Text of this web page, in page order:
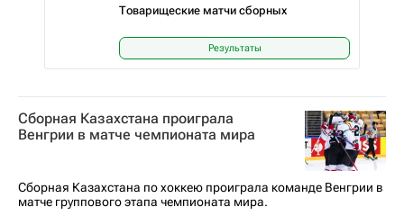
Товарищеские матчи сборных
Результаты
Сборная Казахстана проиграла
Венгрии в матче чемпионата мира
Сборная Казахстана по хоккею проиграла команде Венгрии в
матче группового этапа чемпионата мира.